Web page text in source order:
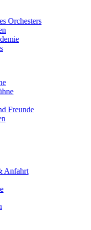
Orchesters
Freunde
Anfahrt